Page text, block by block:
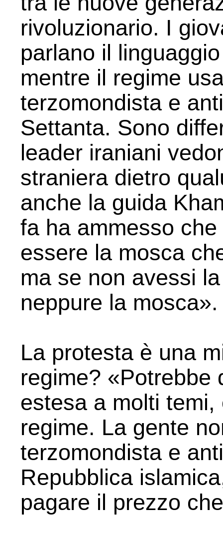
rivoluzionario. I
parlano il
mentre il regime
terzomondista e
Settanta. Sono
leader iraniani
straniera dietro
anche la guida
fa ha ammesso
essere la mosca
ma se non avessi
neppure la mosca».
La protesta è una
regime? «Potrebbe
estesa a molti
regime. La gente
terzomondista e
Repubblica
pagare il prezzo